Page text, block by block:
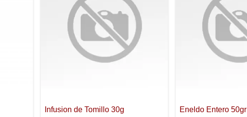
Infusion de Tomillo 30g Eneldo Entero 50gr